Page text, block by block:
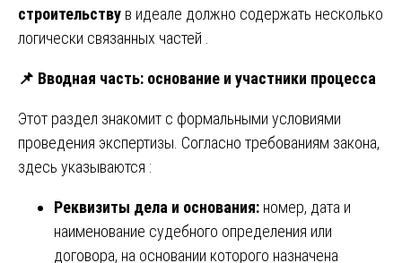
строительству в идеале должно содержать несколько
логически связанных частей .
📌 Вводная часть: основание и участники процесса
Этот раздел знакомит с формальными условиями
проведения экспертизы. Согласно требованиям закона,
здесь указываются :
Реквизиты дела и основания: номер, дата и
наименование судебного определения или
договора, на основании которого назначена